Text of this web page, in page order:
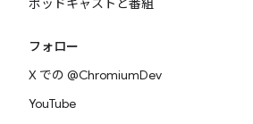
ポッドキャストと番組
フォロー
X での @ChromiumDev
YouTube